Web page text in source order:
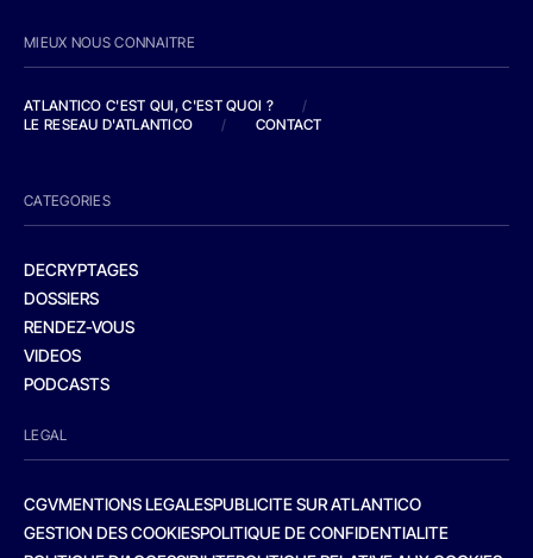
MIEUX NOUS CONNAITRE
ATLANTICO C'EST QUI, C'EST QUOI ?
/
LE RESEAU D'ATLANTICO
/ CONTACT
CATEGORIES
DECRYPTAGES
DOSSIERS
RENDEZ-VOUS
VIDEOS
PODCASTS
LEGAL
CGVMENTIONS LEGALESPUBLICITE SUR ATLANTICO
GESTION DES COOKIESPOLITIQUE DE CONFIDENTIALITE